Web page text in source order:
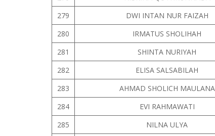
279
DWI INTAN NUR FAIZAH
280
IRMATUS SHOLIHAH
281
SHINTA NURIYAH
282
ELISA SALSABILAH
283
AHMAD SHOLICH MAULANA
284
EVI RAHMAWATI
285
NILNA ULYA